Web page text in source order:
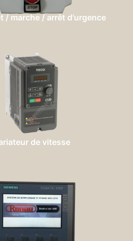
/ marche / arrêt d'urgence
de vitesse